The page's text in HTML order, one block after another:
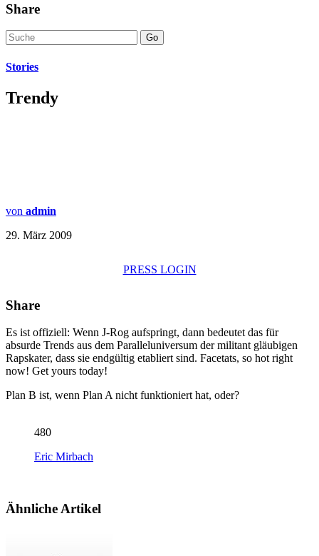
Share
Go
Stories
Trendy
von admin
29. März 2009
PRESS LOGIN
Share
Es ist offiziell: Wenn J-Rog aufspringt, dann bedeutet das für
absurde Trends aus dem Paralleluniversum der militant gläubigen
Rapskater, dass sie endgültig etabliert sind. Facetats, so hot right
now! Get yours today!
Plan B ist, wenn Plan A nicht funktioniert hat, oder?
480
Eric Mirbach
Ähnliche Artikel